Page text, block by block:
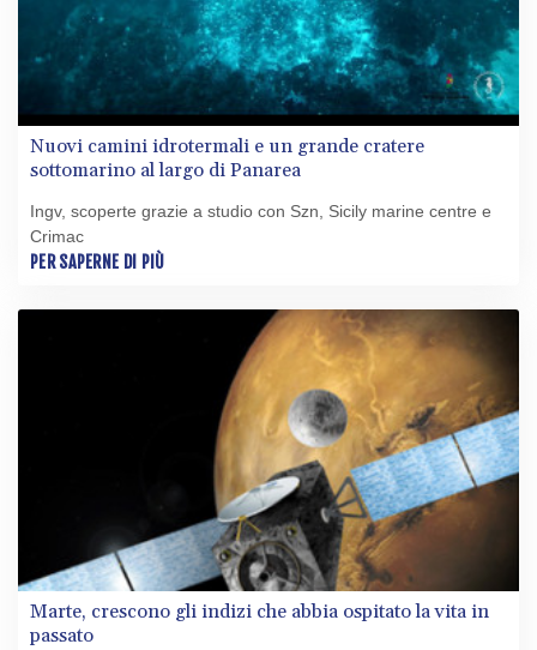
Nuovi camini idrotermali e un grande cratere
sottomarino al largo di Panarea
Ingv, scoperte grazie a studio con Szn, Sicily marine centre e
Crimac
PER SAPERNE DI PIÙ
Marte, crescono gli indizi che abbia ospitato la vita in
passato